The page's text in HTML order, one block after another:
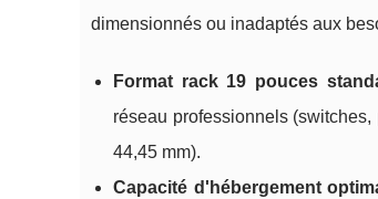
dimensionnés ou inadaptés aux
Format rack 19 pouces
réseau professionnels (switches,
44,45 mm).
Capacité d'hébergement